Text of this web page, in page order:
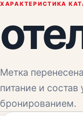
ХАРАКТЕРИСТИКА
Метка
питание и состав
бронированием.